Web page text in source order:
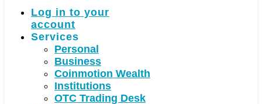
Log in to your
account
Services
Personal
Business
Coinmotion Wealth
Institutions
OTC Trading Desk